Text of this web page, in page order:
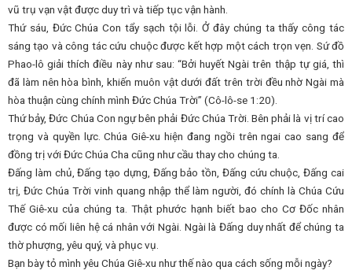
vũ trụ vạn vật được duy trì và tiếp tục vận hành.
Thứ sáu, Đức Chúa Con tẩy sạch tội lỗi. Ở đây chúng ta thấy công tác
sáng tạo và công tác cứu chuộc được kết hợp một cách trọn vẹn. Sứ đồ
Phao-lô giải thích điều này như sau: “Bởi huyết Ngài trên thập tự giá, thì
đã làm nên hòa bình, khiến muôn vật dưới đất trên trời đều nhờ Ngài mà
hòa thuận cùng chính mình Đức Chúa Trời” (Cô-lô-se 1:20).
Thứ bảy, Đức Chúa Con ngự bên phải Đức Chúa Trời. Bên phải là vị trí cao
trọng và quyền lực. Chúa Giê-xu hiện đang ngồi trên ngai cao sang để
đồng trị với Đức Chúa Cha cũng như cầu thay cho chúng ta.
Đấng làm chủ, Đấng tạo dựng, Đấng bảo tồn, Đấng cứu chuộc, Đấng cai
trị, Đức Chúa Trời vinh quang nhập thể làm người, đó chính là Chúa Cứu
Thế Giê-xu của chúng ta. Thật phước hạnh biết bao cho Cơ Đốc nhân
được có mối liên hệ cá nhân với Ngài. Ngài là Đấng duy nhất để chúng ta
thờ phượng, yêu quý, và phục vụ.
Bạn bày tỏ mình yêu Chúa Giê-xu như thế nào qua cách sống mỗi ngày?